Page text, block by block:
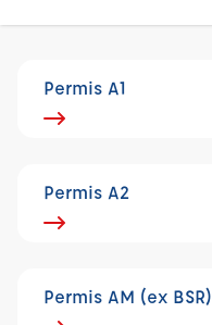
Permis A1
Permis A2
Permis AM (ex BSR)